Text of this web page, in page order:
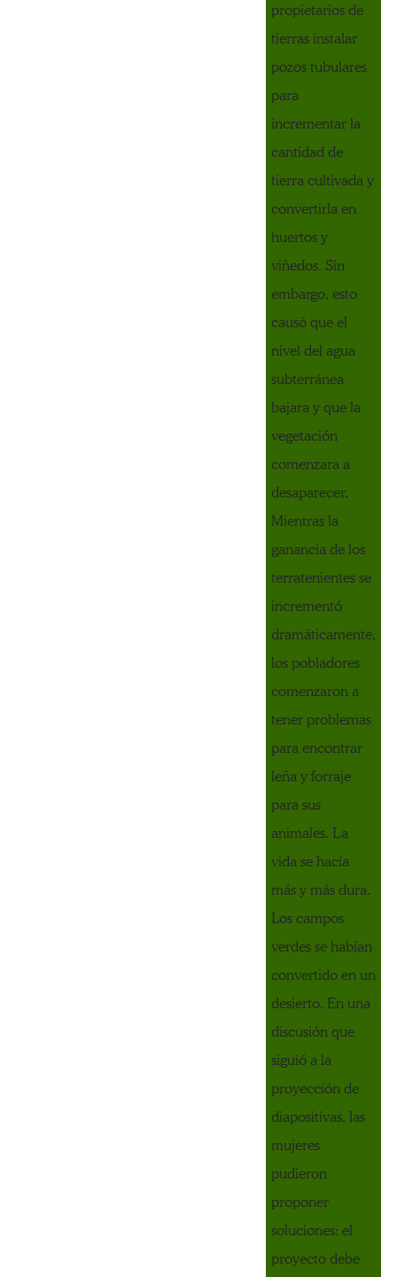
propietarios de
tierras instalar
pozos tubulares
para
incrementar la
cantidad de
tierra cultivada y
convertirla en
huertos y
viñedos. Sin
embargo, esto
causó que el
nivel del agua
subterránea
bajara y que la
vegetación
comenzara a
desaparecer.
Mientras la
ganancia de los
terratenientes se
incrementó
dramáticamente,
los pobladores
comenzaron a
tener problemas
para encontrar
leña y forraje
para sus
animales. La
vida se hacía
más y más dura.
Los campos
verdes se habían
convertido en un
desierto. En una
discusión que
siguió a la
proyección de
diapositivas, las
mujeres
pudieron
proponer
soluciones: el
proyecto debe